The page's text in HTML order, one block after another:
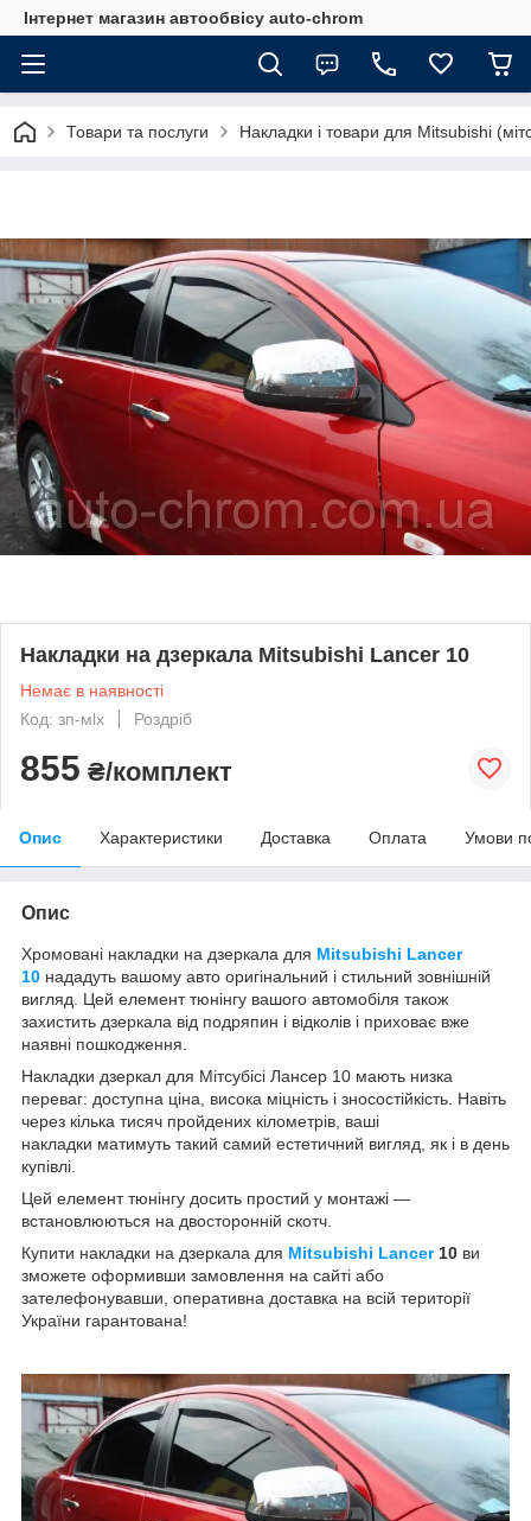
Інтернет магазин автообвісу auto-chrom
Товари та послуги Накладки і товари для Mitsubishi
Накладки на дзеркала Mitsubishi Lancer 10
Немає в наявності
Код: зп-мlx
Роздріб
855 ₴/комплект
Опис Характеристики Доставка Оплата Умови
Опис
Хромовані накладки на дзеркала для Mitsubishi Lancer
10 нададуть вашому авто оригінальний і стильний зовнішній
вигляд. Цей елемент тюнінгу вашого автомобіля також
захистить дзеркала від подряпин і відколів і приховає вже
наявні пошкодження.
Накладки дзеркал для Мітсубісі Лансер 10 мають низка
переваг: доступна ціна, висока міцність і зносостійкість. Навіть
через кілька тисяч пройдених кілометрів, ваші
накладки матимуть такий самий естетичний вигляд, як і в день
купівлі.
Цей елемент тюнінгу досить простий у монтажі —
встановлюються на двосторонній скотч.
Купити накладки на дзеркала для Mitsubishi Lancer10 ви
зможете оформивши замовлення на сайті або
зателефонувавши, оперативна доставка на всій території
України гарантована!